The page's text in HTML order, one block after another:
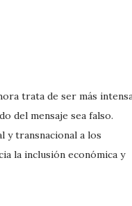
trata de ser más
del mensaje sea falso.
y transnacional a los
la inclusión económica y